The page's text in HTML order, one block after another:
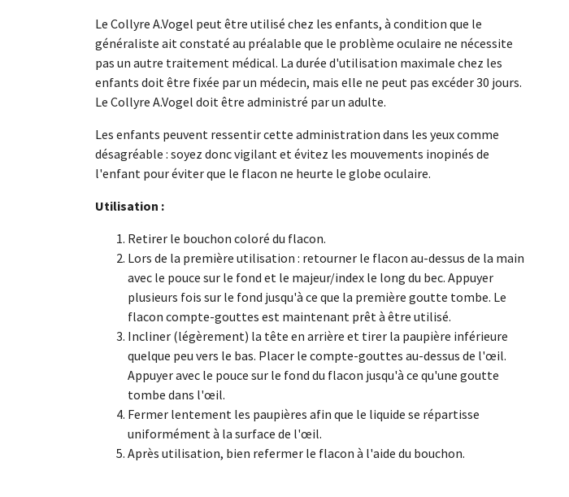
Le Collyre A.Vogel peut être utilisé chez les enfants, à condition que le
généraliste ait constaté au préalable que le problème oculaire ne nécessite
pas un autre traitement médical. La durée d'utilisation maximale chez les
enfants doit être fixée par un médecin, mais elle ne peut pas excéder 30 jours.
Le Collyre A.Vogel doit être administré par un adulte.
Les enfants peuvent ressentir cette administration dans les yeux comme
désagréable : soyez donc vigilant et évitez les mouvements inopinés de
l'enfant pour éviter que le flacon ne heurte le globe oculaire.
Utilisation :
Retirer le bouchon coloré du flacon.
Lors de la première utilisation : retourner le flacon au-dessus de la main
avec le pouce sur le fond et le majeur/index le long du bec. Appuyer
plusieurs fois sur le fond jusqu'à ce que la première goutte tombe. Le
flacon compte-gouttes est maintenant prêt à être utilisé.
Incliner (légèrement) la tête en arrière et tirer la paupière inférieure
quelque peu vers le bas. Placer le compte-gouttes au-dessus de l'œil.
Appuyer avec le pouce sur le fond du flacon jusqu'à ce qu'une goutte
tombe dans l'œil.
Fermer lentement les paupières afin que le liquide se répartisse
uniformément à la surface de l'œil.
Après utilisation, bien refermer le flacon à l'aide du bouchon.